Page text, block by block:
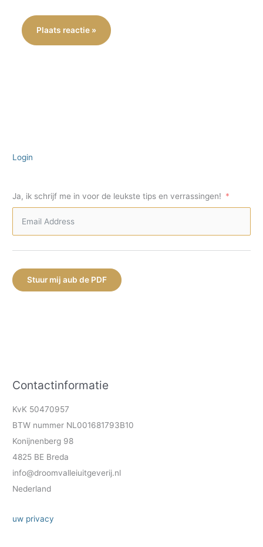
Login
Ja, ik schrijf me in voor de leukste tips en verrassingen!
Stuur mij aub de PDF
Contactinformatie
KvK 50470957
BTW nummer NL001681793B10
Konijnenberg 98
4825 BE Breda
info@droomvalleiuitgeverij.nl
Nederland
uw privacy